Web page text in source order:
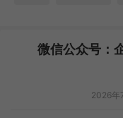
微信公众号：
2026年